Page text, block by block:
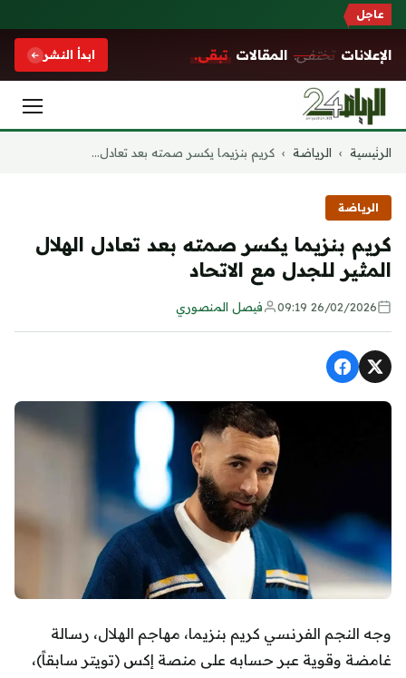
عاجل
الإعلانات تختفي. المقالات تبقى. ابدأ النشر
التجاوز
الرئيسية › الرياضة › كريم بنزيما يكسر صمته بعد تعادل...
الرياضة
كريم بنزيما يكسر صمته بعد تعادل الهلال
المثير للجدل مع الاتحاد
26/02/2026 09:19 فيصل المنصوري
وجه النجم الفرنسي كريم بنزيما، مهاجم الهلال، رسالة
غامضة وقوية عبر حسابه على منصة إكس (تويتر سابقاً)،